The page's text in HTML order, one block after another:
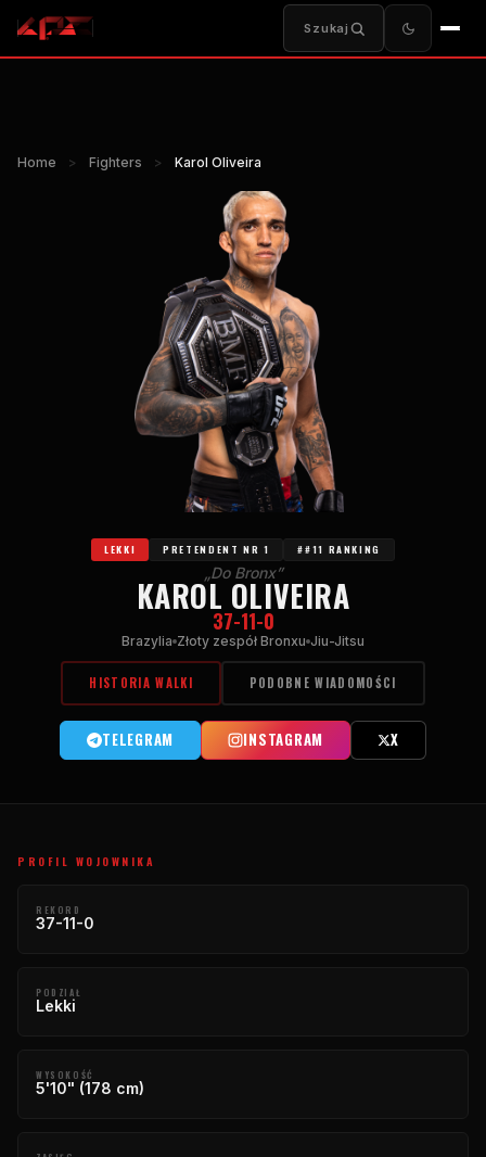
Szukaj
Home > Fighters > Karol Oliveira
LEKKI PRETENDENT NR 1 ##11 RANKING
„Do Bronx”
KAROL OLIVEIRA
37-11-0
Brazylia Złoty zespół Bronxu Jiu-Jitsu
HISTORIA WALKI PODOBNE WIADOMOŚCI
TELEGRAM INSTAGRAM X
PROFIL WOJOWNIKA
REKORD
37-11-0
PODZIAŁ
Lekki
WYSOKOŚĆ
5'10" (178 cm)